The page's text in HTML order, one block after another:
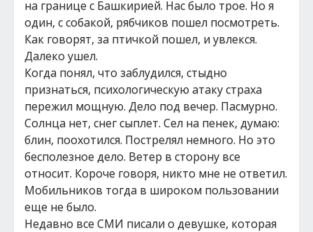
на границе с Башкирией. Нас было трое. Но я
один, с собакой, рябчиков пошел посмотреть.
Как говорят, за птичкой пошел, и увлекся.
Далеко ушел.
Когда понял, что заблудился, стыдно
признаться, психологическую атаку страха
пережил мощную. Дело под вечер. Пасмурно.
Солнца нет, снег сыплет. Сел на пенек, думаю:
блин, поохотился. Пострелял немного. Но это
бесполезное дело. Ветер в сторону все
относит. Короче говоря, никто мне не ответил.
Мобильников тогда в широком пользовании
еще не было.
Недавно все СМИ писали о девушке, которая